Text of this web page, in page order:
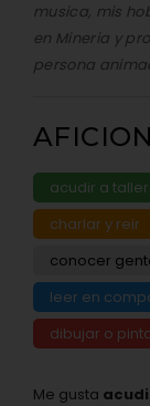
musica, mis
en Mineria y
persona
acudir a
charlar y reir
conocer
leer en
dibujar o
Me gusta